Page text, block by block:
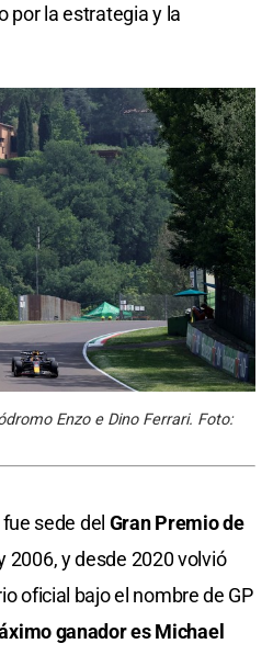
por la estrategia y la
Enzo e Dino Ferrari. Foto:
sede del Gran Premio de
2006, y desde 2020 volvió
oficial bajo el nombre de GP
ganador es Michael